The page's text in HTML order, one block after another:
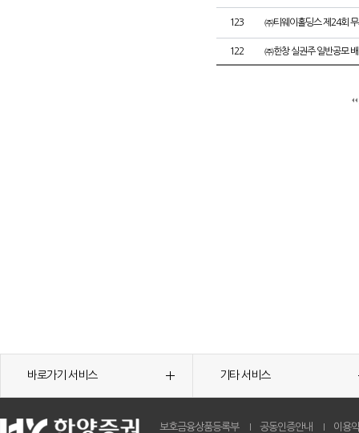
123 ㈜티웨이홀딩스 제24회
122 ㈜한창 실권주 일반공모
바로가기 서비스 기타 서비스
보호금융상품등록부 공동인증안내 이용